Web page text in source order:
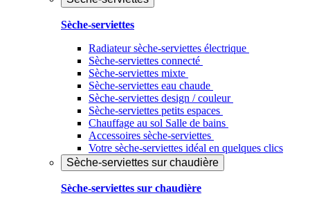
Sèche-serviettes
Radiateur sèche-serviettes électrique
Sèche-serviettes connecté
Sèche-serviettes mixte
Sèche-serviettes eau chaude
Sèche-serviettes design / couleur
Sèche-serviettes petits espaces
Chauffage au sol Salle de bains
Accessoires sèche-serviettes
Votre sèche-serviettes idéal en quelques clics
Sèche-serviettes sur chaudière
Sèche-serviettes sur chaudière